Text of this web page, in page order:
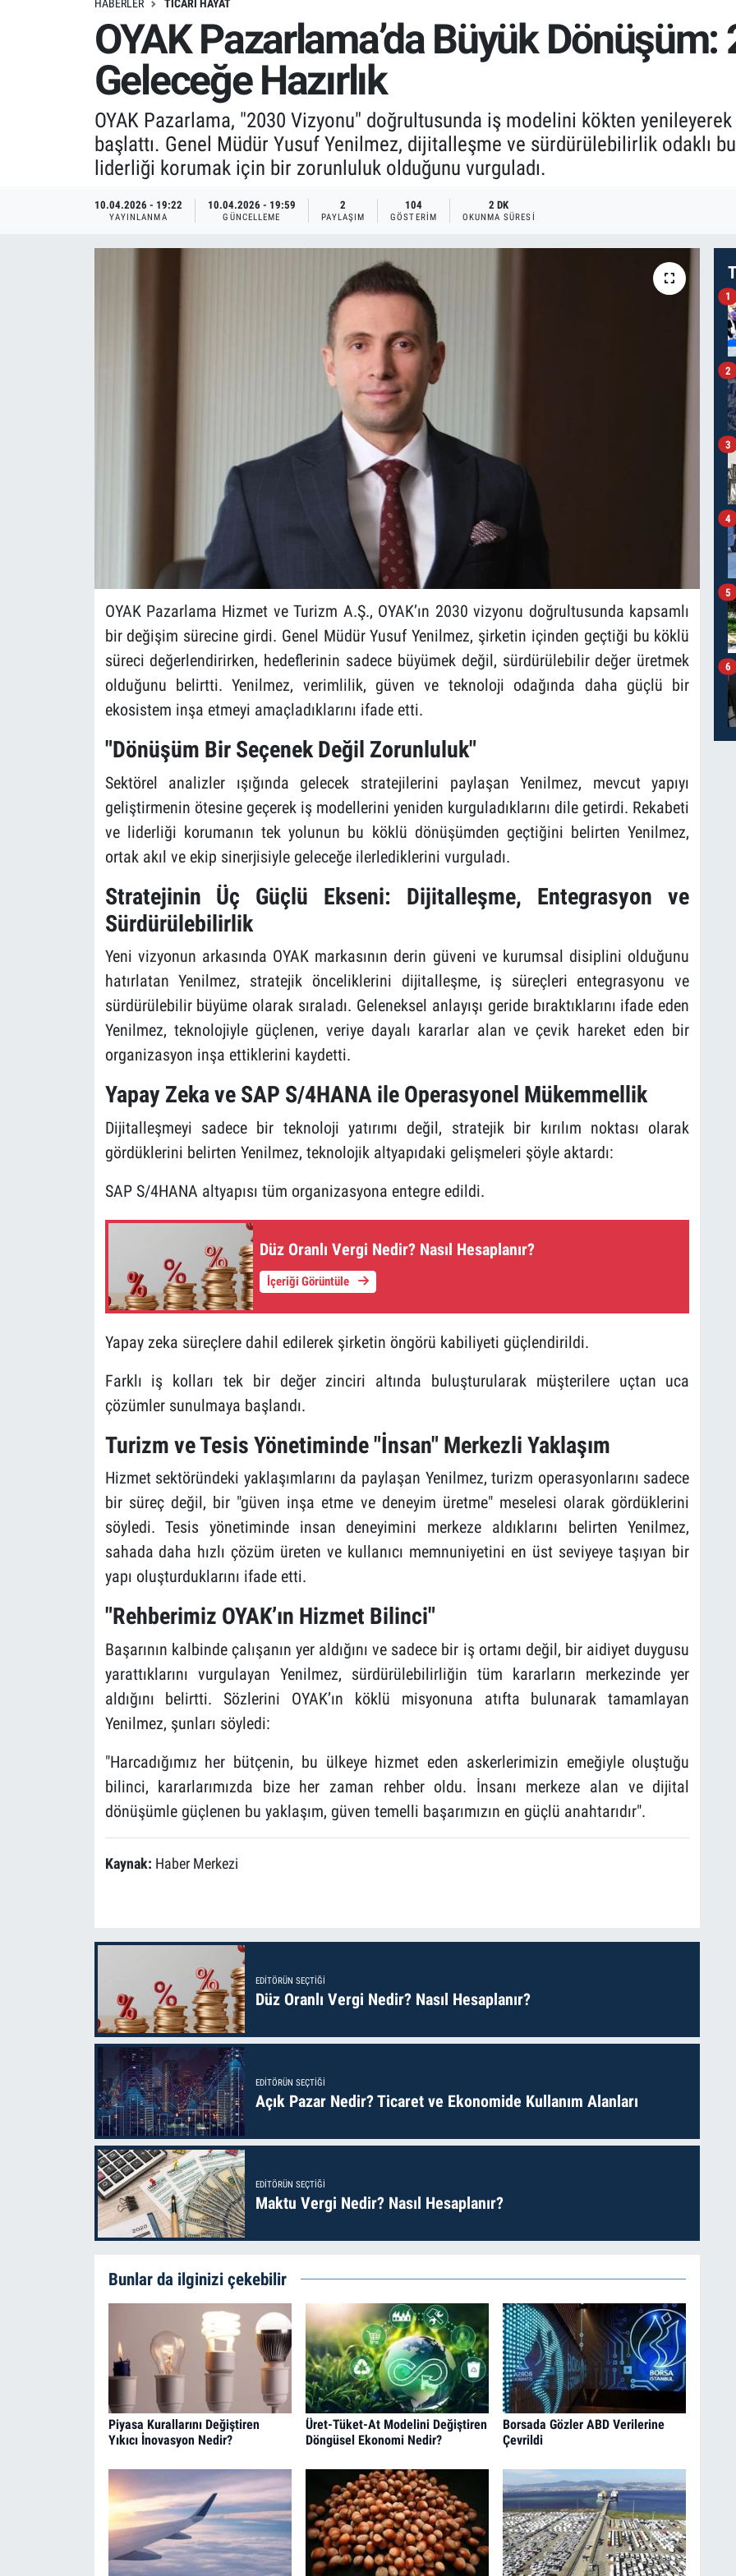
HABERLER TICARI HAYAT
OYAK Pazarlama’da Büyük
Geleceğe Hazırlık
OYAK Pazarlama, "2030 Vizyonu" doğrultusunda iş modelini kökten
başlattı. Genel Müdür Yusuf Yenilmez, dijitalleşme ve sürdürülebilirlik odaklı
liderliği korumak için bir zorunluluk olduğunu vurguladı.
10.04.2026 - 19:22
YAYINLANMA
10.04.2026 - 19:59
GÜNCELLEME
2
PAYLAŞIM
104
GÖSTERIM
2 DK
OKUNMA SÜRESI
OYAK Pazarlama Hizmet ve Turizm A.Ş., OYAK’ın 2030 vizyonu doğrultusunda kapsamlı
bir değişim sürecine girdi. Genel Müdür Yusuf Yenilmez, şirketin içinden geçtiği bu köklü
süreci değerlendirirken, hedeflerinin sadece büyümek değil, sürdürülebilir değer üretmek
olduğunu belirtti. Yenilmez, verimlilik, güven ve teknoloji odağında daha güçlü bir
ekosistem inşa etmeyi amaçladıklarını ifade etti.
"Dönüşüm Bir Seçenek Değil Zorunluluk"
Sektörel analizler ışığında gelecek stratejilerini paylaşan Yenilmez, mevcut yapıyı
geliştirmenin ötesine geçerek iş modellerini yeniden kurguladıklarını dile getirdi. Rekabeti
ve liderliği korumanın tek yolunun bu köklü dönüşümden geçtiğini belirten Yenilmez,
ortak akıl ve ekip sinerjisiyle geleceğe ilerlediklerini vurguladı.
Stratejinin Üç Güçlü Ekseni: Dijitalleşme, Entegrasyon ve
Sürdürülebilirlik
Yeni vizyonun arkasında OYAK markasının derin güveni ve kurumsal disiplini olduğunu
hatırlatan Yenilmez, stratejik önceliklerini dijitalleşme, iş süreçleri entegrasyonu ve
sürdürülebilir büyüme olarak sıraladı. Geleneksel anlayışı geride bıraktıklarını ifade eden
Yenilmez, teknolojiyle güçlenen, veriye dayalı kararlar alan ve çevik hareket eden bir
organizasyon inşa ettiklerini kaydetti.
Yapay Zeka ve SAP S/4HANA ile Operasyonel Mükemmellik
Dijitalleşmeyi sadece bir teknoloji yatırımı değil, stratejik bir kırılım noktası olarak
gördüklerini belirten Yenilmez, teknolojik altyapıdaki gelişmeleri şöyle aktardı:
SAP S/4HANA altyapısı tüm organizasyona entegre edildi.
Düz Oranlı Vergi Nedir? Nasıl Hesaplanır?
İçeriği Görüntüle
Yapay zeka süreçlere dahil edilerek şirketin öngörü kabiliyeti güçlendirildi.
Farklı iş kolları tek bir değer zinciri altında buluşturularak müşterilere uçtan uca
çözümler sunulmaya başlandı.
Turizm ve Tesis Yönetiminde "İnsan" Merkezli Yaklaşım
Hizmet sektöründeki yaklaşımlarını da paylaşan Yenilmez, turizm operasyonlarını sadece
bir süreç değil, bir "güven inşa etme ve deneyim üretme" meselesi olarak gördüklerini
söyledi. Tesis yönetiminde insan deneyimini merkeze aldıklarını belirten Yenilmez,
sahada daha hızlı çözüm üreten ve kullanıcı memnuniyetini en üst seviyeye taşıyan bir
yapı oluşturduklarını ifade etti.
"Rehberimiz OYAK’ın Hizmet Bilinci"
Başarının kalbinde çalışanın yer aldığını ve sadece bir iş ortamı değil, bir aidiyet duygusu
yarattıklarını vurgulayan Yenilmez, sürdürülebilirliğin tüm kararların merkezinde yer
aldığını belirtti. Sözlerini OYAK’ın köklü misyonuna atıfta bulunarak tamamlayan
Yenilmez, şunları söyledi:
"Harcadığımız her bütçenin, bu ülkeye hizmet eden askerlerimizin emeğiyle oluştuğu
bilinci, kararlarımızda bize her zaman rehber oldu. İnsanı merkeze alan ve dijital
dönüşümle güçlenen bu yaklaşım, güven temelli başarımızın en güçlü anahtarıdır".
Kaynak: Haber Merkezi
EDITÖRÜN SEÇTIĞI
Düz Oranlı Vergi Nedir? Nasıl Hesaplanır?
EDITÖRÜN SEÇTIĞI
Açık Pazar Nedir? Ticaret ve Ekonomide Kullanım Alanları
EDITÖRÜN SEÇTIĞI
Maktu Vergi Nedir? Nasıl Hesaplanır?
Bunlar da ilginizi çekebilir
Piyasa Kurallarını Değiştiren
Yıkıcı İnovasyon Nedir?
Üret-Tüket-At Modelini Değiştiren
Döngüsel Ekonomi Nedir?
Borsada Gözler ABD Verilerine
Çevrildi
1
2
3
4
5
6